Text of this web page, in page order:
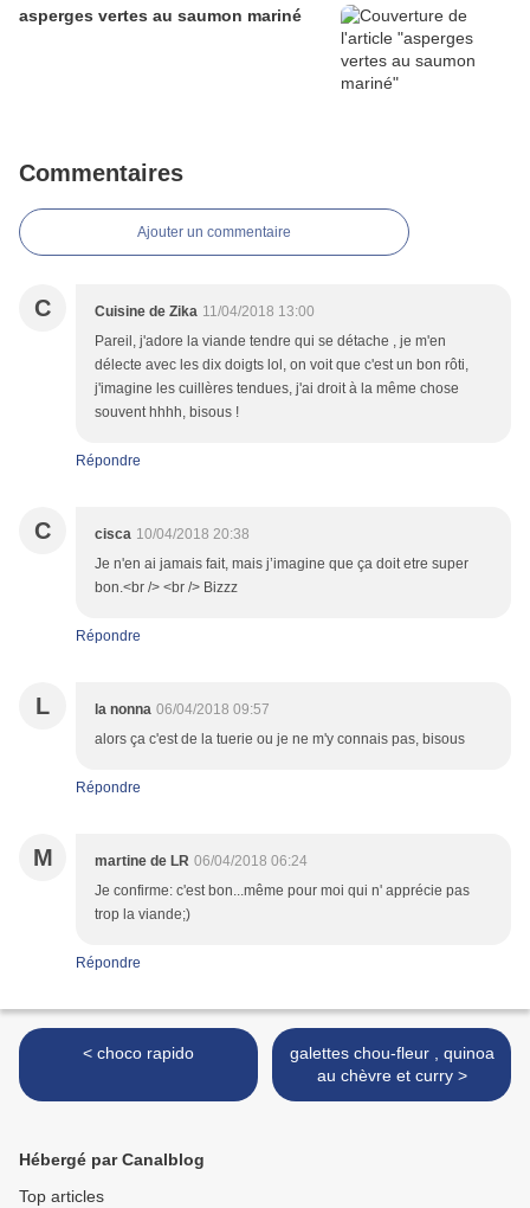
asperges vertes au saumon mariné
Commentaires
Ajouter un commentaire
C Cuisine de Zika 11/04/2018 13:00
Pareil, j'adore la viande tendre qui se détache , je m'en
délecte avec les dix doigts lol, on voit que c'est un bon rôti,
j'imagine les cuillères tendues, j'ai droit à la même chose
souvent hhhh, bisous !
Répondre
C cisca 10/04/2018 20:38
Je n'en ai jamais fait, mais j’imagine que ça doit etre super
bon.<br /> <br /> Bizzz
Répondre
L la nonna 06/04/2018 09:57
alors ça c'est de la tuerie ou je ne m'y connais pas, bisous
Répondre
M martine de LR 06/04/2018 06:24
Je confirme: c'est bon...même pour moi qui n' apprécie pas
trop la viande;)
Répondre
< choco rapido
galettes chou-fleur , quinoa
au chèvre et curry >
Hébergé par Canalblog
Top articles